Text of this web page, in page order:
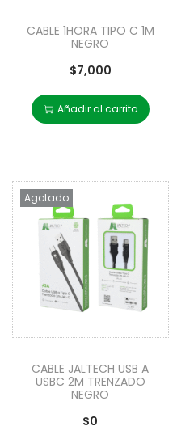
CABLE 1HORA TIPO C 1M
NEGRO
$7,000
Añadir al carrito
Agotado
CABLE JALTECH USB A
USBC 2M TRENZADO
NEGRO
$0